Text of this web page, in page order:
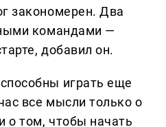
закономерен. Два
командами —
добавил он.
играть еще
все мысли только о
о том, чтобы начать